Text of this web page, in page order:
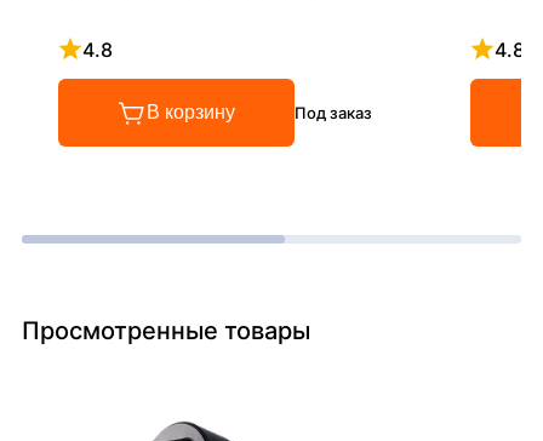
4.8
Рейтинг 4.8 из 5
В корзину Под заказ
4.8
Просмотренные товары